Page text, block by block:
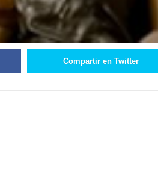
Compartir en Twitter